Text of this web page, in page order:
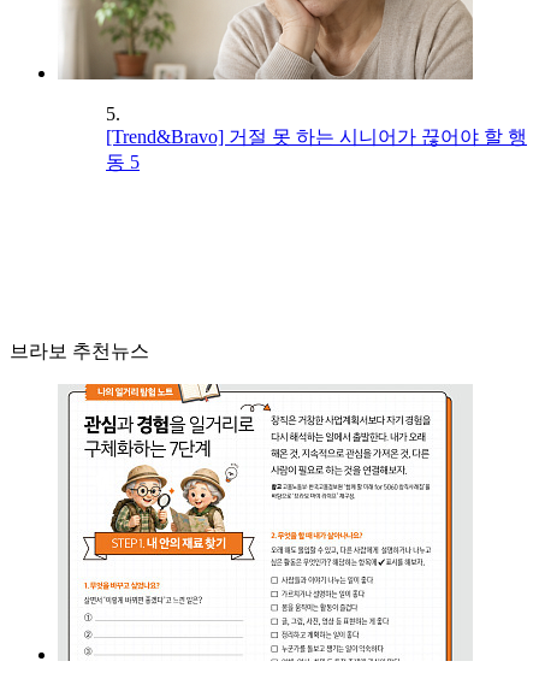
5.
[Trend&Bravo] 거절 못 하는 시니어가 끊어야 할 행
동 5
브라보 추천뉴스